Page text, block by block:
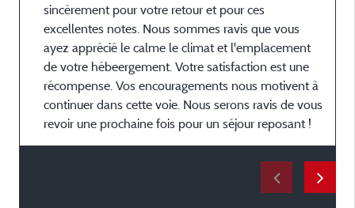
sincérement pour votre retour et pour ces
excellentes notes. Nous sommes ravis que vous
ayez apprécié le calme le climat et l'emplacement
de votre hébeergement. Votre satisfaction est une
récompense. Vos encouragements nous motivent à
continuer dans cette voie. Nous serons ravis de vous
revoir une prochaine fois pour un séjour reposant !